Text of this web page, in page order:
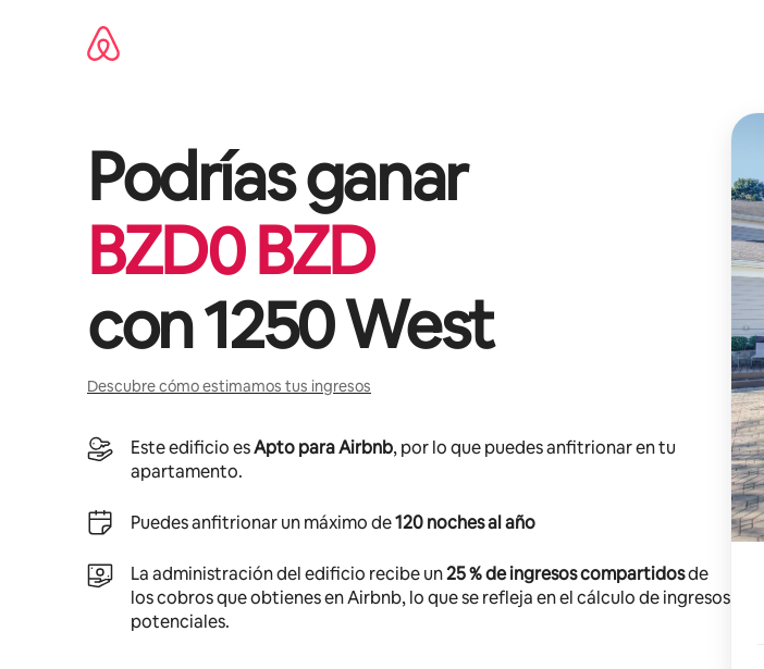
Podrías ganar
BZD0BZD
con1250 West
Descubre cómo estimamos tus ingresos
Este edificio esApto para Airbnb, por lo que puedes anfitrionar en tu
apartamento.
Puedes anfitrionar un máximo de120 noches al año
La administración del edificio recibe un25 % de ingresos compartidosde
los cobros que obtienes en Airbnb, lo que se refleja en el cálculo de ingresos
potenciales.